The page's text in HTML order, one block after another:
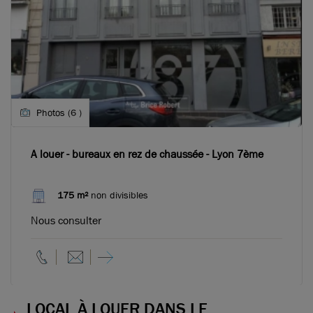
Photos (6 )
A louer - bureaux en rez de chaussée - Lyon 7ème
175 m²non divisibles
Nous consulter
LOCAL À LOUER DANS LE